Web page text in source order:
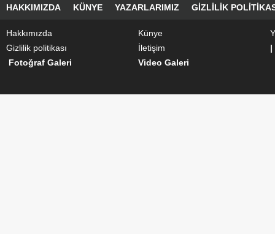
HAKKIMIZDA KÜNYE YAZARLARIMIZ GIZLILIK
Hakkımızda Künye
Gizlilik politikası
İletişim
|
Fotoğraf Galeri
Video Galeri